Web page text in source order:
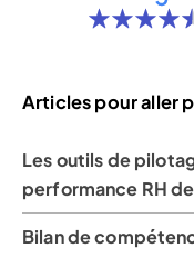
Articles pour aller
Les outils de
performance RH
Bilan de